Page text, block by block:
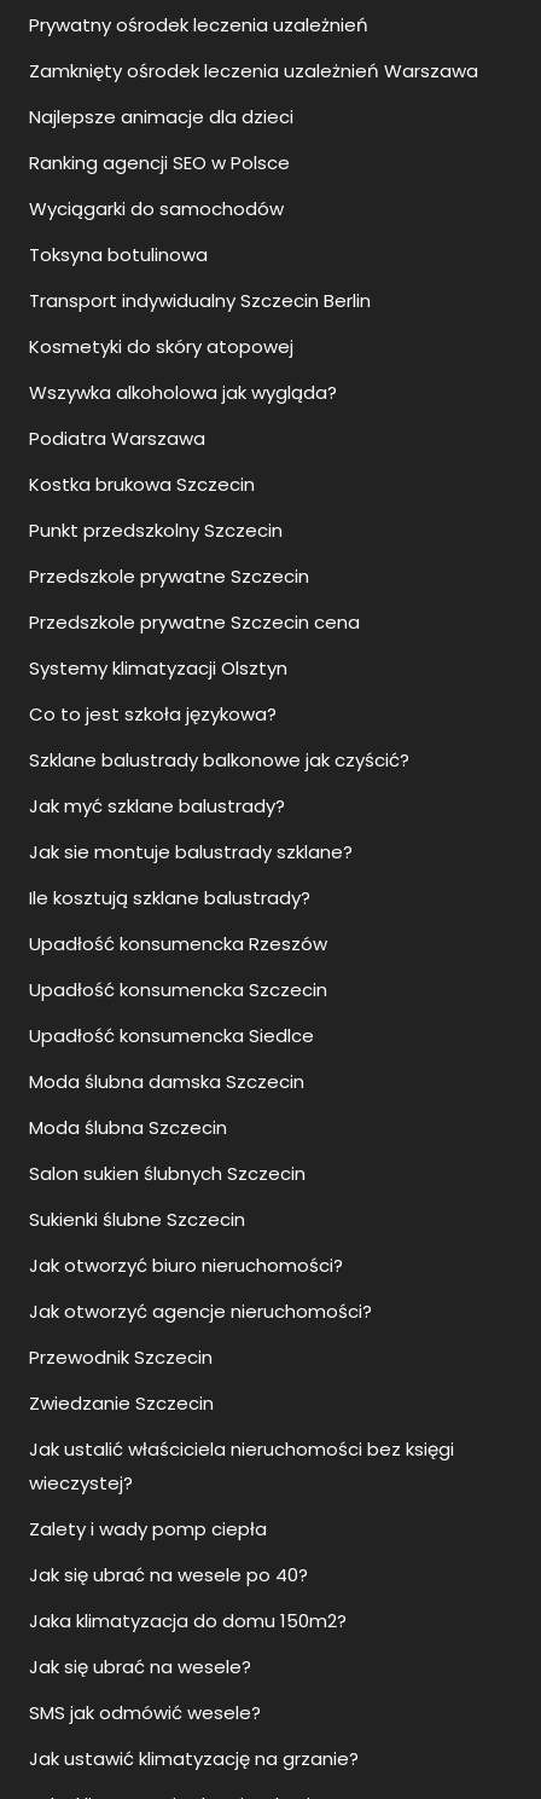
Prywatny ośrodek leczenia uzależnień
Zamknięty ośrodek leczenia uzależnień Warszawa
Najlepsze animacje dla dzieci
Ranking agencji SEO w Polsce
Wyciągarki do samochodów
Toksyna botulinowa
Transport indywidualny Szczecin Berlin
Kosmetyki do skóry atopowej
Wszywka alkoholowa jak wygląda?
Podiatra Warszawa
Kostka brukowa Szczecin
Punkt przedszkolny Szczecin
Przedszkole prywatne Szczecin
Przedszkole prywatne Szczecin cena
Systemy klimatyzacji Olsztyn
Co to jest szkoła językowa?
Szklane balustrady balkonowe jak czyścić?
Jak myć szklane balustrady?
Jak sie montuje balustrady szklane?
Ile kosztują szklane balustrady?
Upadłość konsumencka Rzeszów
Upadłość konsumencka Szczecin
Upadłość konsumencka Siedlce
Moda ślubna damska Szczecin
Moda ślubna Szczecin
Salon sukien ślubnych Szczecin
Sukienki ślubne Szczecin
Jak otworzyć biuro nieruchomości?
Jak otworzyć agencje nieruchomości?
Przewodnik Szczecin
Zwiedzanie Szczecin
Jak ustalić właściciela nieruchomości bez księgi
wieczystej?
Zalety i wady pomp ciepła
Jak się ubrać na wesele po 40?
Jaka klimatyzacja do domu 150m2?
Jak się ubrać na wesele?
SMS jak odmówić wesele?
Jak ustawić klimatyzację na grzanie?